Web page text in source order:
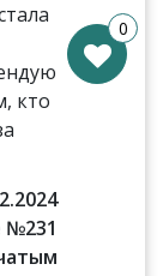
кто
№231
0